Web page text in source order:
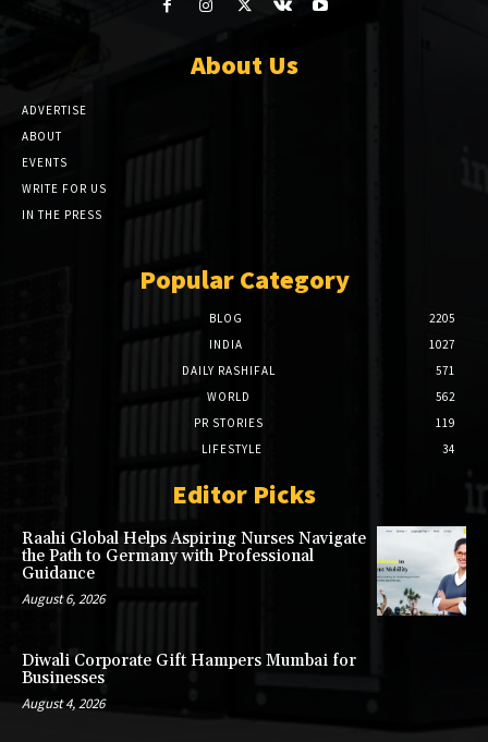
About Us
ADVERTISE
ABOUT
EVENTS
WRITE FOR US
IN THE PRESS
Popular Category
BLOG
2205
INDIA
1027
DAILY RASHIFAL
571
WORLD
562
PR STORIES
119
LIFESTYLE
34
Editor Picks
Raahi Global Helps Aspiring Nurses Navigate
the Path to Germany with Professional
Guidance
August 6, 2026
Diwali Corporate Gift Hampers Mumbai for
Businesses
August 4, 2026